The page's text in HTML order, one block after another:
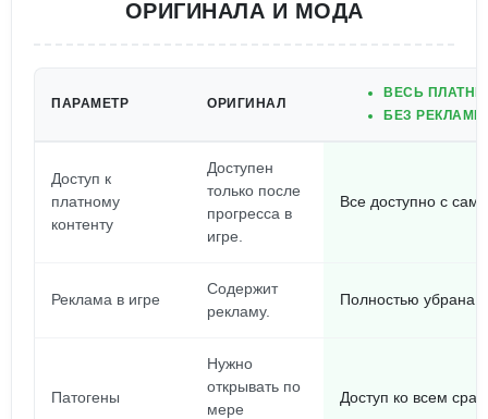
ОРИГИНАЛА И МОДА
ПАРАМЕТР ОРИГИНАЛ
ВЕСЬ
БЕЗ
Доступ к
платному
контенту
Доступен
только после
прогресса в
игре.
Все доступно с
Реклама в игре
Содержит
рекламу.
Полностью убрана.
Патогены
Нужно
открывать по
мере
Доступ ко всем